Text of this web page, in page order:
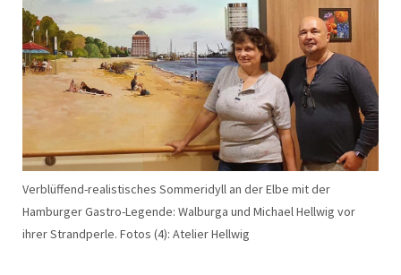
Verblüffend-realistisches Sommeridyll an der Elbe mit der
Hamburger Gastro-Legende: Walburga und Michael Hellwig vor
ihrer Strandperle. Fotos (4): Atelier Hellwig